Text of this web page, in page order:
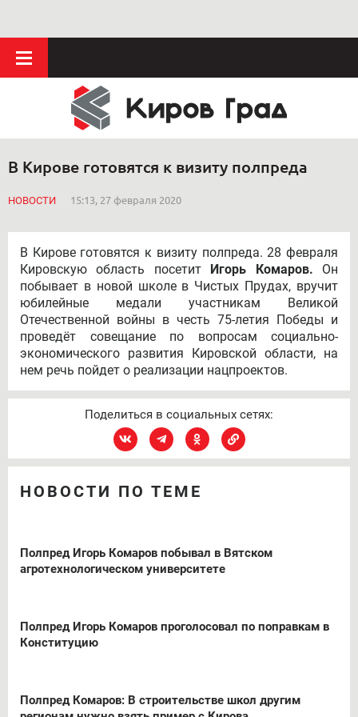
В Кирове готовятся к визиту полпреда
НОВОСТИ 15:13, 27 февраля 2020
В Кирове готовятся к визиту полпреда. 28 февраля
Кировскую область посетит Игорь Комаров. Он
побывает в новой школе в Чистых Прудах, вручит
юбилейные медали участникам Великой
Отечественной войны в честь 75-летия Победы и
проведёт совещание по вопросам социально-
экономического развития Кировской области, на
нем речь пойдет о реализации нацпроектов.
Поделиться в социальных сетях:
НОВОСТИ ПО ТЕМЕ
Полпред Игорь Комаров побывал в Вятском
агротехнологическом университете
Полпред Игорь Комаров проголосовал по поправкам в
Конституцию
Полпред Комаров: В строительстве школ другим